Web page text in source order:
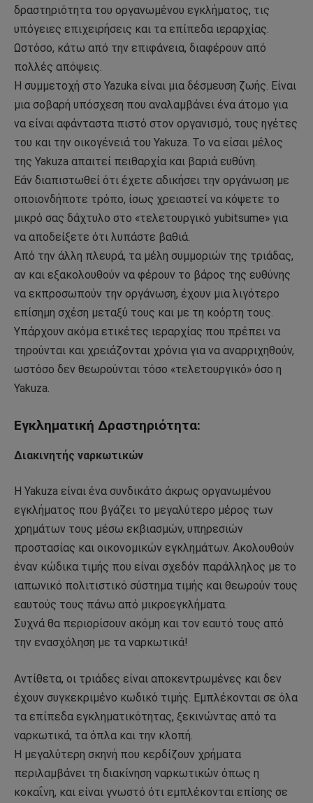
δραστηριότητα του οργανωμένου εγκλήματος, τις
υπόγειες επιχειρήσεις και τα επίπεδα ιεραρχίας.
Ωστόσο, κάτω από την επιφάνεια, διαφέρουν από
πολλές απόψεις.
Η συμμετοχή στο Yazuka είναι μια δέσμευση ζωής. Είναι
μια σοβαρή υπόσχεση που αναλαμβάνει ένα άτομο για
να είναι αφάνταστα πιστό στον οργανισμό, τους ηγέτες
του και την οικογένειά του Yakuza. Το να είσαι μέλος
της Yakuza απαιτεί πειθαρχία και βαριά ευθύνη.
Εάν διαπιστωθεί ότι έχετε αδικήσει την οργάνωση με
οποιονδήποτε τρόπο, ίσως χρειαστεί να κόψετε το
μικρό σας δάχτυλο στο «τελετουργικό yubitsume» για
να αποδείξετε ότι λυπάστε βαθιά.
Από την άλλη πλευρά, τα μέλη συμμοριών της τριάδας,
αν και εξακολουθούν να φέρουν το βάρος της ευθύνης
να εκπροσωπούν την οργάνωση, έχουν μια λιγότερο
επίσημη σχέση μεταξύ τους και με τη κοόρτη τους.
Υπάρχουν ακόμα ετικέτες ιεραρχίας που πρέπει να
τηρούνται και χρειάζονται χρόνια για να αναρριχηθούν,
ωστόσο δεν θεωρούνται τόσο «τελετουργικό» όσο η
Yakuza.
Εγκληματική Δραστηριότητα:
Διακινητής ναρκωτικών
Η Yakuza είναι ένα συνδικάτο άκρως οργανωμένου
εγκλήματος που βγάζει το μεγαλύτερο μέρος των
χρημάτων τους μέσω εκβιασμών, υπηρεσιών
προστασίας και οικονομικών εγκλημάτων. Ακολουθούν
έναν κώδικα τιμής που είναι σχεδόν παράλληλος με το
ιαπωνικό πολιτιστικό σύστημα τιμής και θεωρούν τους
εαυτούς τους πάνω από μικροεγκλήματα.
Συχνά θα περιορίσουν ακόμη και τον εαυτό τους από
την ενασχόληση με τα ναρκωτικά!
Αντίθετα, οι τριάδες είναι αποκεντρωμένες και δεν
έχουν συγκεκριμένο κωδικό τιμής. Εμπλέκονται σε όλα
τα επίπεδα εγκληματικότητας, ξεκινώντας από τα
ναρκωτικά, τα όπλα και την κλοπή.
Η μεγαλύτερη σκηνή που κερδίζουν χρήματα
περιλαμβάνει τη διακίνηση ναρκωτικών όπως η
κοκαΐνη, και είναι γνωστό ότι εμπλέκονται επίσης σε